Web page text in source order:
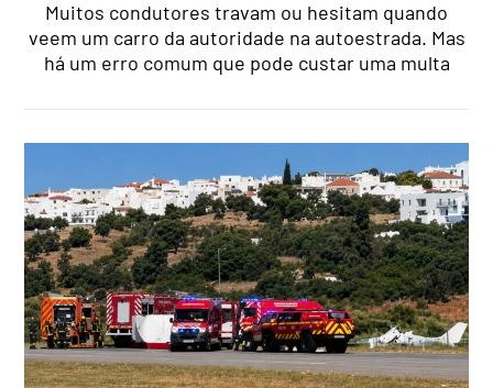
Muitos condutores travam ou hesitam quando
veem um carro da autoridade na autoestrada. Mas
há um erro comum que pode custar uma multa